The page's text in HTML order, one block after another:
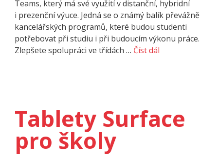
Teams, který má své využití v distanční, hybridní
i prezenční výuce. Jedná se o známý balík převážně
kancelářských programů, které budou studenti
potřebovat při studiu i při budoucím výkonu práce.
Zlepšete spolupráci ve třídách … Číst dál
Tablety Surface
pro školy